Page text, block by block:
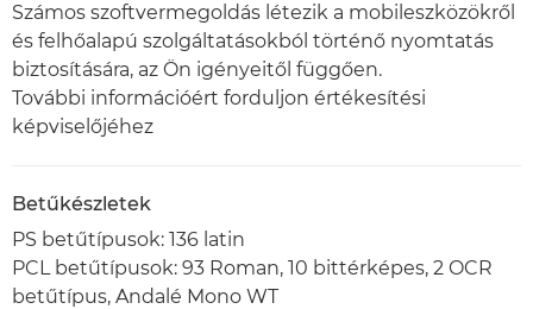
Számos szoftvermegoldás létezik a mobileszközökről
és felhőalapú szolgáltatásokból történő nyomtatás
biztosítására, az Ön igényeitől függően.
További információért forduljon értékesítési
képviselőjéhez
Betűkészletek
PS betűtípusok: 136 latin
PCL betűtípusok: 93 Roman, 10 bittérképes, 2 OCR
betűtípus, Andalé Mono WT